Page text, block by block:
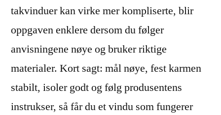
takvinduer kan virke mer kompliserte, blir
oppgaven enklere dersom du følger
anvisningene nøye og bruker riktige
materialer. Kort sagt: mål nøye, fest karmen
stabilt, isoler godt og følg produsentens
instrukser, så får du et vindu som fungerer